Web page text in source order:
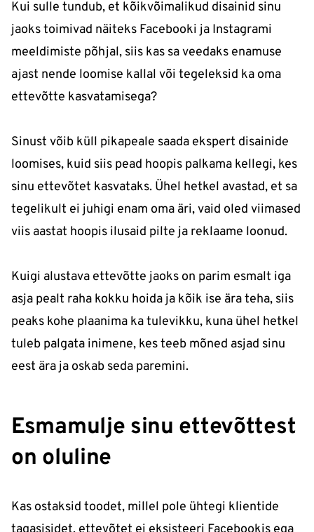
Kui sulle tundub, et kõikvõimalikud disainid sinu
jaoks toimivad näiteks Facebooki ja Instagrami
meeldimiste põhjal, siis kas sa veedaks enamuse
ajast nende loomise kallal või tegeleksid ka oma
ettevõtte kasvatamisega?
Sinust võib küll pikapeale saada ekspert disainide
loomises, kuid siis pead hoopis palkama kellegi, kes
sinu ettevõtet kasvataks. Ühel hetkel avastad, et sa
tegelikult ei juhigi enam oma äri, vaid oled viimased
viis aastat hoopis ilusaid pilte ja reklaame loonud.
Kuigi alustava ettevõtte jaoks on parim esmalt iga
asja pealt raha kokku hoida ja kõik ise ära teha, siis
peaks kohe plaanima ka tulevikku, kuna ühel hetkel
tuleb palgata inimene, kes teeb mõned asjad sinu
eest ära ja oskab seda paremini.
Esmamulje sinu ettevõttest
on oluline
Kas ostaksid toodet, millel pole ühtegi klientide